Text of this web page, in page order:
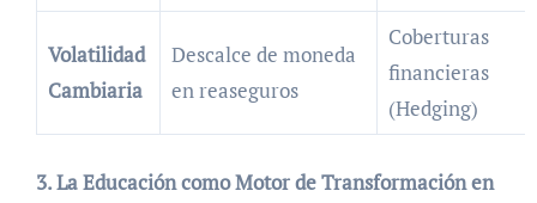
Volatilidad
Cambiaria
Descalce de moneda
en reaseguros
Coberturas
financieras
(Hedging)
3. La Educación como Motor de Transformación en